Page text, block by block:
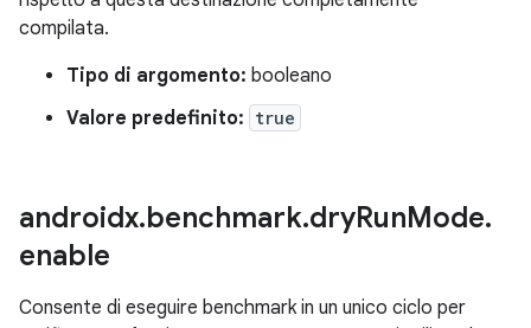
compilata.
Tipo di argomento: booleano
Valore predefinito: true
androidx.benchmark.dryRunMode.
enable
Consente di eseguire benchmark in un unico ciclo per